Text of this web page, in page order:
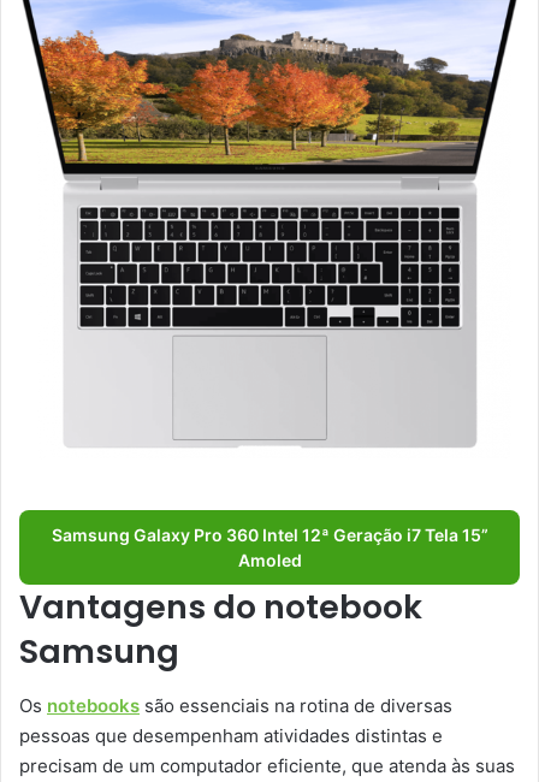
Samsung Galaxy Pro 360 Intel 12ª Geração i7 Tela 15”
Amoled
Vantagens do notebook
Samsung
Os notebooks são essenciais na rotina de diversas
pessoas que desempenham atividades distintas e
precisam de um computador eficiente, que atenda às suas